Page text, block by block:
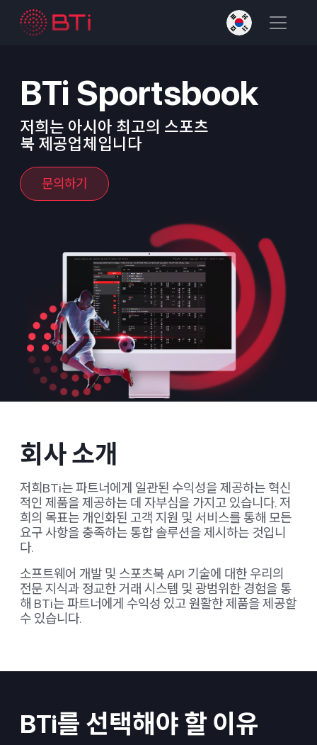
BTi Sportsbook
저희는 아시아 최고의 스포츠
북 제공업체입니다
문의하기
회사 소개
저희BTi는 파트너에게 일관된 수익성을 제공하는 혁신
적인 제품을 제공하는 데 자부심을 가지고 있습니다. 저
희의 목표는 개인화된 고객 지원 및 서비스를 통해 모든
요구 사항을 충족하는 통합 솔루션을 제시하는 것입니
다.
소프트웨어 개발 및 스포츠북 API 기술에 대한 우리의
전문 지식과 정교한 거래 시스템 및 광범위한 경험을 통
해 BTi는 파트너에게 수익성 있고 원활한 제품을 제공할
수 있습니다.
BTi를 선택해야 할 이유